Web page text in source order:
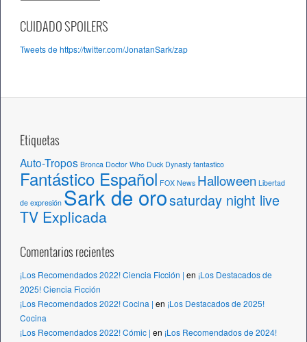
c
i
CUIDADO SPOILERS
Tweets de https://twitter.com/JonatanSark/zap
Etiquetas
Auto-Tropos Bronca Doctor Who Duck Dynasty fantastico
Fantástico Español FOX News Halloween Libertad
de expresión Sark de orosaturday night live
TV Explicada
Comentarios recientes
¡Los Recomendados 2022! Ciencia Ficción | en ¡Los Destacados de
2025! Ciencia Ficción
¡Los Recomendados 2022! Cocina | en ¡Los Destacados de 2025!
Cocina
¡Los Recomendados 2022! Cómic | en ¡Los Recomendados de 2024!